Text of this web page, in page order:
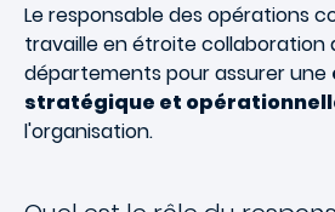
Le responsable des opérations
travaille en étroite
départements pour assurer une
stratégique et
l'organisation.